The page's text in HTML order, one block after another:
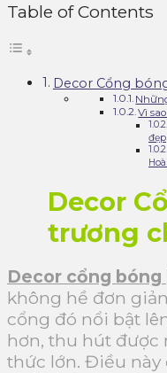
Table of Contents
Decor Cổng
Vì
đẹp
Decor
trương
Decor cổng bóng
không hề đơn
cổng đó nổi bật
hơn, thu hút được
thức lớn. Điều này